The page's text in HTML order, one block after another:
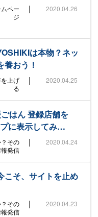
ペー
ジ
| 2020.04.26
は本物？ネッ
養おう！
上げ
る
| 2020.04.25
はん 登録店舗を
に表示してみ…
その
発信
| 2020.04.24
こそ、サイトを止め
その
発信
| 2020.04.23